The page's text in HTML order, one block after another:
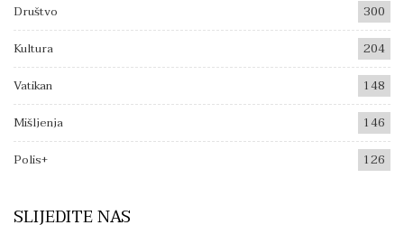
Društvo
300
Kultura
204
Vatikan
148
Mišljenja
146
Polis+
126
SLIJEDITE NAS